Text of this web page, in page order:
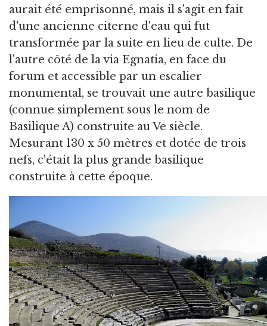
aurait été emprisonné, mais il s'agit en fait
d'une ancienne citerne d'eau qui fut
transformée par la suite en lieu de culte. De
l'autre côté de la via Egnatia, en face du
forum et accessible par un escalier
monumental, se trouvait une autre basilique
(connue simplement sous le nom de
Basilique A) construite au Ve siècle.
Mesurant 130 x 50 mètres et dotée de trois
nefs, c'était la plus grande basilique
construite à cette époque.